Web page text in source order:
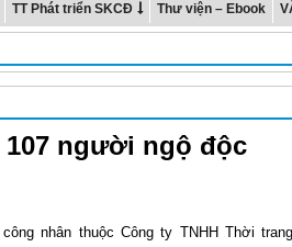
TT Phát triển SKCĐ Thư viện – Ebook
người ngộ độc
nhân thuộc Công ty TNHH Thời